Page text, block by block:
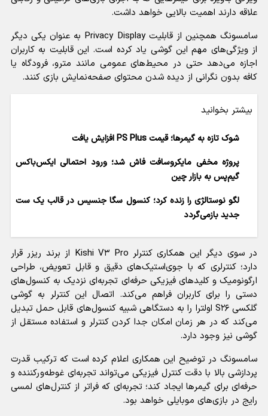
علاقه دارند اهمیت بالایی خواهد داشت.
سامسونگ همچنین از قابلیت Privacy Display به عنوان یکی دیگر
از ویژگی‌های مهم این گوشی یاد کرده است. این قابلیت به کاربران
اجازه می‌دهد حتی در محیط‌های عمومی مانند مترو، فرودگاه یا
کافه بدون نگرانی از دیده شدن محتوای صفحه‌نمایش بازی کنند.
بیشتر بخوانید
شوک تازه به گیمرها؛ قیمت PS Plus افزایش یافت
پروژه مخفی مایکروسافت فاش شد؛ ورود احتمالی ایکس‌باکس
گیم‌پس به بازار چین
لگو نوستالژی را زنده کرد؛ کنسول سگا جنسیس در قالب یک ست
جدید بازمی‌گردد
در سوی دیگر این همکاری کنترلر Kishi V۳ Pro از برند ریزر قرار
دارد؛ کنترلری که با جوی‌استیک‌های دقیق و قابل تعویض، طراحی
ارگونومیک و کلید‌های فیزیکی حرفه‌ای تجربه‌ای نزدیک به کنسول‌های
دستی را برای کاربران فراهم می‌کند. اتصال این کنترلر به گوشی
گلکسی S۲۶ اولترا را به دستگاهی شبیه کنسول‌های قابل حمل تبدیل
می‌کند که در هر زمان امکان جدا کردن کنترلر و استفاده مستقل از
گوشی نیز وجود دارد.
سامسونگ در توضیح این همکاری اعلام کرده است که ترکیب قدرت
پردازشی بالا با دقت کنترل فیزیکی می‌تواند تجربه‌ای غوطه‌ورکننده و
حرفه‌ای برای گیمر‌ها ایجاد کند؛ تجربه‌ای که فراتر از کنترل‌های لمسی
رایج در بازی‌های موبایلی خواهد بود.